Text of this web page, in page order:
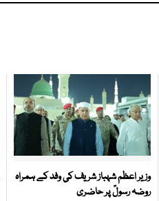
وزیر اعظم شہباز شریف کی وفد کے ہمراہ
روضہ رسولؐ پر حاضری